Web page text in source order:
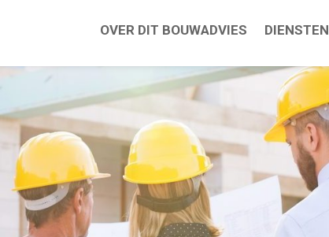
OVER DIT BOUWADVIES DIENSTEN